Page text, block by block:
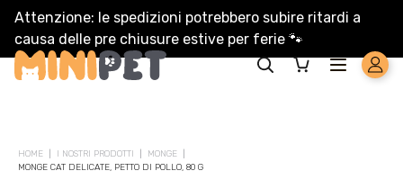
Attenzione: le spedizioni potrebbero subire ritardi a
causa delle pre chiusure estive per ferie 🐾
HOME I NOSTRI PRODOTTI
MONGE
MONGE CAT DELICATE, PETTO DI POLLO, 80 G